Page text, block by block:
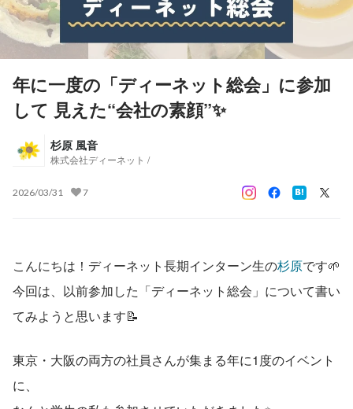
年に一度の「ディーネット総会」に参加
して 見えた“会社の素顔”✨
杉原 風音
株式会社ディーネット /
2026/03/31 7
こんにちは！ディーネット長期インターン生の杉原です🌱
今回は、以前参加した「ディーネット総会」について書い
てみようと思います📝
東京・大阪の両方の社員さんが集まる年に1度のイベント
に、